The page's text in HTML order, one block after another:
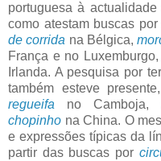
portuguesa à
como atestam buscas por
de corrida na Bélgica,
França e no
Irlanda. A pesquisa por
também esteve
regueifa no Camboja,
chopinho na China. O
e expressões típicas da
partir das buscas por